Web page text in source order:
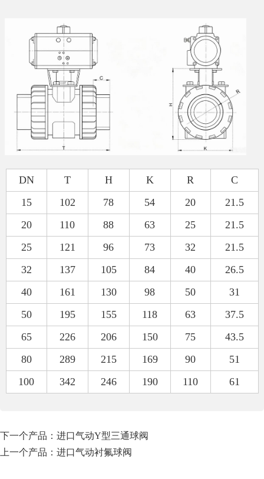
DN T H K R
C
15
102 78 54 20
21.5
20
110 88 63 25
21.5
25
121 96 73 32
21.5
32
137 105 84 40
26.5
40
161 130 98 50
31
50
195 155 118 63
37.5
65
226 206 150 75
43.5
80
289 215 169 90
51
100
342 246 190 110 61
下一个产品： 进口气动Y型三通球阀
上一个产品： 进口气动衬氟球阀